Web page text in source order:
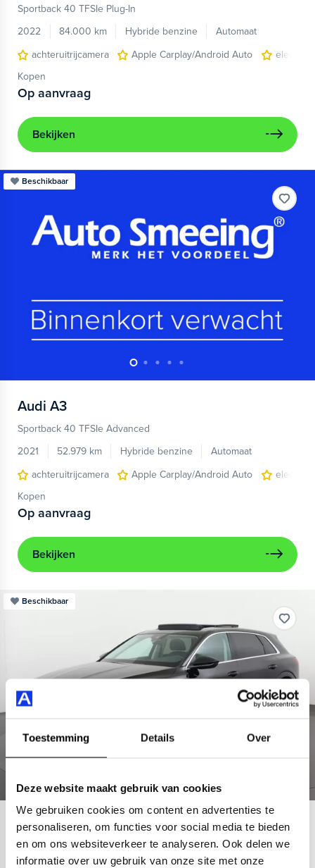
Toestemming Details Over
Deze website maakt gebruik van cookies
We gebruiken cookies om content en advertenties te
personaliseren, om functies voor social media te bieden
en om ons websiteverkeer te analyseren. Ook delen we
informatie over uw gebruik van onze site met onze
Sportback 40 TFSIe Plug-In
2022
84.000 km Hybride benzine
Automaat
achteruitrijcamera
Apple Carplay/Android Auto
Kopen
Op aanvraag
Bekijken
Beschikbaar
Audi A3
Sportback 40 TFSIe Advanced
2021
52.979 km Hybride benzine
Automaat
achteruitrijcamera
Apple Carplay/Android Auto
Kopen
Op aanvraag
Bekijken
Beschikbaar
Audi e-tron
55 quattro Advanced 95 kWh